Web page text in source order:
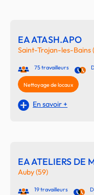
EA ATASH.APO
Saint-Trojan-les-Bains
75 travailleurs
Nettoyage de locaux
En savoir +
EA ATELIERS DE
Auby (59)
19 travailleurs